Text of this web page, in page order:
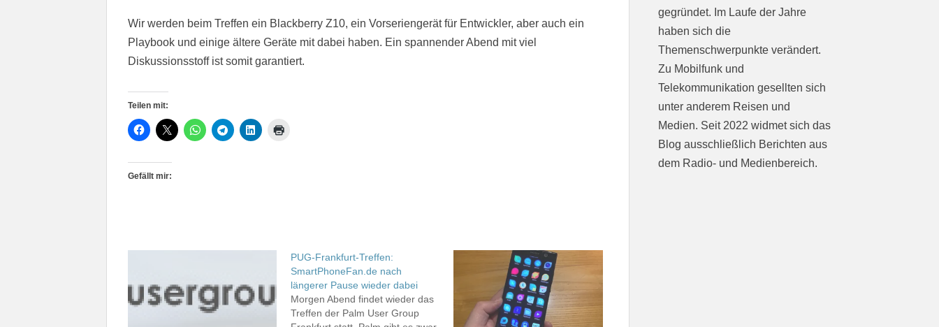
Wir werden beim Treffen ein Blackberry Z10, ein Vorseriengerät für Entwickler, aber auch ein
Playbook und einige ältere Geräte mit dabei haben. Ein spannender Abend mit viel
Diskussionsstoff ist somit garantiert.
Teilen mit:
Gefällt mir:
PUG-Frankfurt-Treffen:
SmartPhoneFan.de nach
längerer Pause wieder dabei
Morgen Abend findet wieder das
Treffen der Palm User Group
gegründet. Im Laufe der Jahre
haben sich die
Themenschwerpunkte verändert.
Zu Mobilfunk und
Telekommunikation gesellten sich
unter anderem Reisen und
Medien. Seit 2022 widmet sich das
Blog ausschließlich Berichten aus
dem Radio- und Medienbereich.